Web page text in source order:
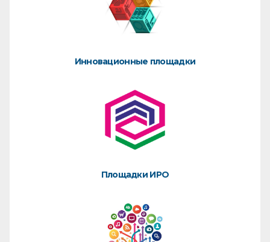
Инновационные площадки
Площадки ИРО